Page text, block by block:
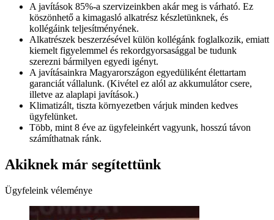
A javítások 85%-a szervizeinkben akár meg is várható. Ez
köszönhető a kimagasló alkatrész készletünknek, és
kollégáink teljesítményének.
Alkatrészek beszerzésével külön kollégánk foglalkozik, emiatt
kiemelt figyelemmel és rekordgyorsasággal be tudunk
szerezni bármilyen egyedi igényt.
A javításainkra Magyarországon egyedüliként élettartam
garanciát vállalunk. (Kivétel ez alól az akkumulátor csere,
illetve az alaplapi javítások.)
Klimatizált, tiszta környezetben várjuk minden kedves
ügyfelünket.
Több, mint 8 éve az ügyfeleinkért vagyunk, hosszú távon
számíthatnak ránk.
Akiknek már segítettünk
Ügyfeleink véleménye